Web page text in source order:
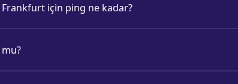
için ping ne kadar?